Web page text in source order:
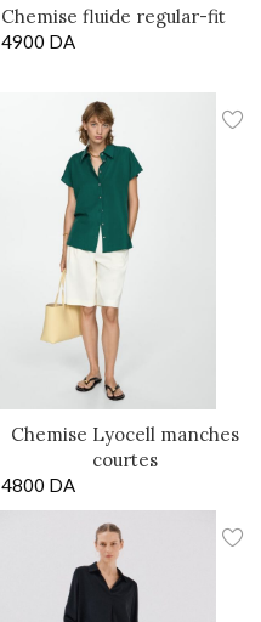
Chemise fluide regular-fit
4900 DA
Chemise Lyocell manches
courtes
4800 DA